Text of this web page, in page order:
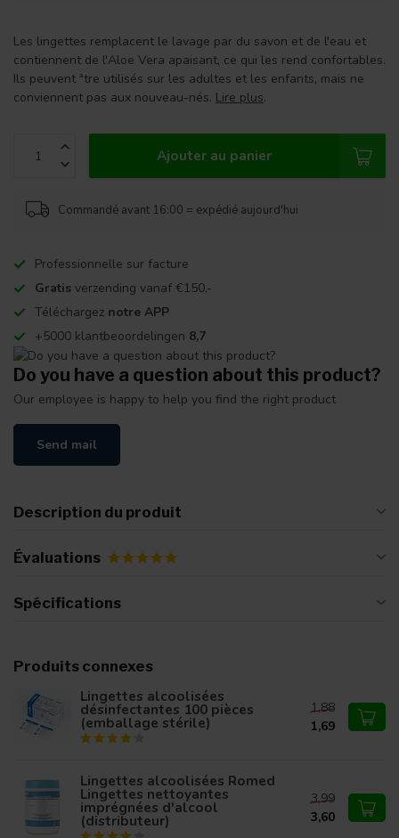
Les lingettes remplacent le lavage par du savon et de l'eau et
contiennent de l'Aloe Vera apaisant, ce qui les rend confortables.
Ils peuvent ªtre utilisés sur les adultes et les enfants, mais ne
conviennent pas aux nouveau-nés. Lire plus.
Ajouter au panier
Commandé avant 16:00 = expédié aujourd'hui
Professionnelle sur facture
Gratis verzending vanaf €150,-
Téléchargez notre APP
+5000 klantbeoordelingen 8,7
Do you have a question about this product?
Our employee is happy to help you find the right product
Send mail
Description du produit
Évaluations
Spécifications
Produits connexes
Lingettes alcoolisées
désinfectantes 100 pièces
(emballage stérile)
1,88
1,69
Lingettes alcoolisées Romed
Lingettes nettoyantes
imprégnées d'alcool
(distributeur)
3,99
3,60